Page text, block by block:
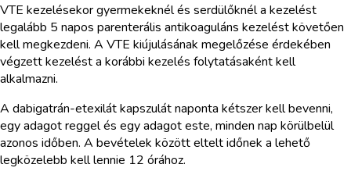
VTE kezelésekor gyermekeknél és serdülőknél a kezelést
legalább 5 napos parenterális antikoaguláns kezelést követően
kell megkezdeni. A VTE kiújulásának megelőzése érdekében
végzett kezelést a korábbi kezelés folytatásaként kell
alkalmazni.
A dabigatrán-etexilát kapszulát naponta kétszer kell bevenni,
egy adagot reggel és egy adagot este, minden nap körülbelül
azonos időben. A bevételek között eltelt időnek a lehető
legközelebb kell lennie 12 órához.